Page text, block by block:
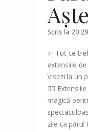
Scris la
✨ Tot ce
extensiile de
Visezi la un
💁‍♀️
magică
zile ca părul